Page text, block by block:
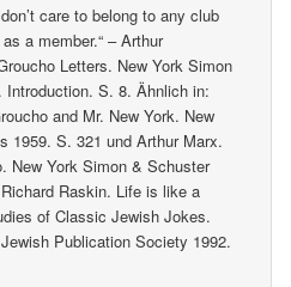
care to belong to any club
a member.“ – Arthur
Letters. New York Simon
Introduction. S. 8. Ähnlich in:
and Mr. New York. New
1959. S. 321 und Arthur Marx.
New York Simon & Schuster
Raskin. Life is like a
of Classic Jewish Jokes.
Publication Society 1992.